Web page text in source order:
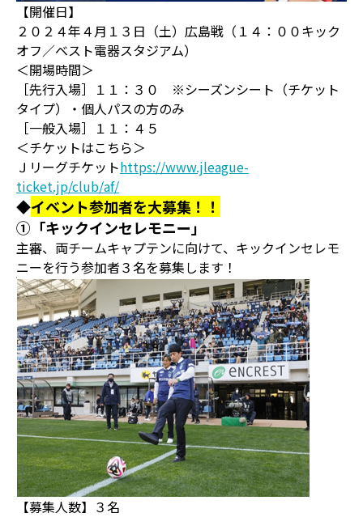
【開催日】
２０２４年４月１３日（土）広島戦（１４：００キック
オフ／ベスト電器スタジアム）
＜開場時間＞
［先行入場］１１：３０ ※シーズンシート（チケット
タイプ）・個人パスの方のみ
［一般入場］１１：４５
＜チケットはこちら＞
Ｊリーグチケットhttps://www.jleague-
ticket.jp/club/af/
◆イベント参加者を大募集！！
①「キックインセレモニー」
主審、両チームキャプテンに向けて、キックインセレモ
ニーを行う参加者３名を募集します！
【募集人数】３名